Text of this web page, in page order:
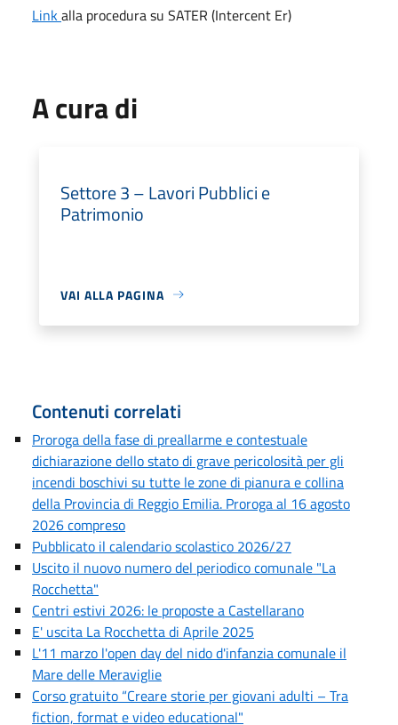
Linkalla procedura su SATER (Intercent Er)
A cura di
Settore 3 – Lavori Pubblici e
Patrimonio
VAI ALLA PAGINA
Contenuti correlati
Proroga della fase di preallarme e contestuale
dichiarazione dello stato di grave pericolosità per gli
incendi boschivi su tutte le zone di pianura e collina
della Provincia di Reggio Emilia. Proroga al 16 agosto
2026 compreso
Pubblicato il calendario scolastico 2026/27
Uscito il nuovo numero del periodico comunale "La
Rocchetta"
Centri estivi 2026: le proposte a Castellarano
E' uscita La Rocchetta di Aprile 2025
L'11 marzo l'open day del nido d'infanzia comunale il
Mare delle Meraviglie
Corso gratuito “Creare storie per giovani adulti – Tra
fiction, format e video educational"